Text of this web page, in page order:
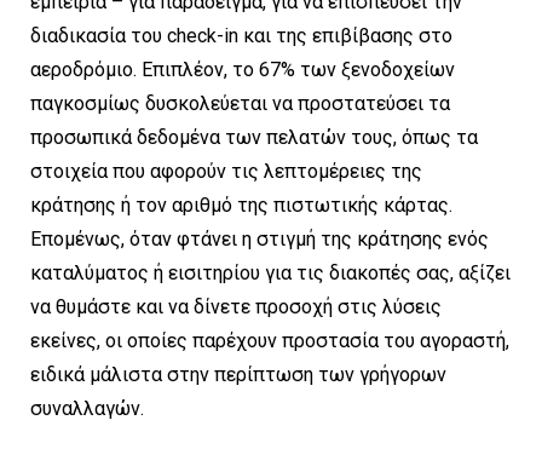
διαδικασία του check-in και της επιβίβασης στο
αεροδρόμιο. Επιπλέον, το 67% των ξενοδοχείων
παγκοσμίως δυσκολεύεται να προστατεύσει τα
προσωπικά δεδομένα των πελατών τους, όπως τα
στοιχεία που αφορούν τις λεπτομέρειες της
κράτησης ή τον αριθμό της πιστωτικής κάρτας.
Επομένως, όταν φτάνει η στιγμή της κράτησης ενός
καταλύματος ή εισιτηρίου για τις διακοπές σας, αξίζει
να θυμάστε και να δίνετε προσοχή στις λύσεις
εκείνες, οι οποίες παρέχουν προστασία του αγοραστή,
ειδικά μάλιστα στην περίπτωση των γρήγορων
συναλλαγών.